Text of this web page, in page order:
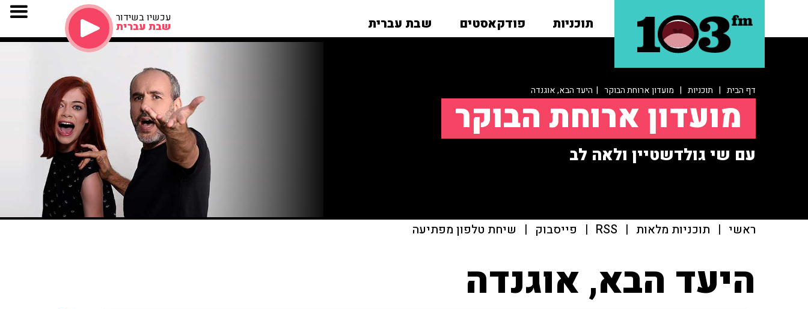
תוכניות פודקאסטים שבת עברית עכשיו בשידור
שבת עברית
דף הבית | תוכניות | מועדון ארוחת הבוקר | היעד הבא, אוגנדה
מועדון ארוחת הבוקר
עם שי גולדשטיין ולאה לב
ראשי | תוכניות מלאות |
RSS
| פייסבוק | שיחת טלפון מפתיעה
היעד הבא, אוגנדה